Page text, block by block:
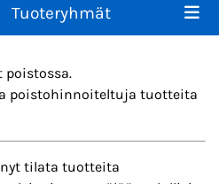
Tuoteryhmät
poistohinnoiteltuja tuotteita
tilata tuotteita